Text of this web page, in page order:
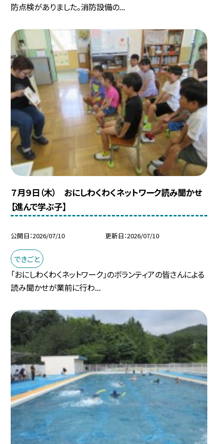
防点検がありました。消防設備の...
７月９日（木） おにしわくわくネットワーク読み聞かせ
【進んで学ぶ子】
公開日 2026/07/10 更新日 2026/07/10
できごと
「おにしわくわくネットワーク」のボランティアの皆さんによる
読み聞かせが業前に行わ...